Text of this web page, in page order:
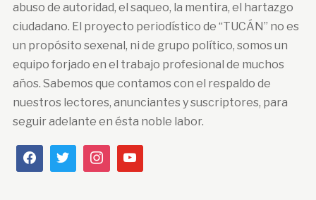
abuso de autoridad, el saqueo, la mentira, el hartazgo
ciudadano. El proyecto periodístico de “TUCÁN” no es
un propósito sexenal, ni de grupo político, somos un
equipo forjado en el trabajo profesional de muchos
años. Sabemos que contamos con el respaldo de
nuestros lectores, anunciantes y suscriptores, para
seguir adelante en ésta noble labor.